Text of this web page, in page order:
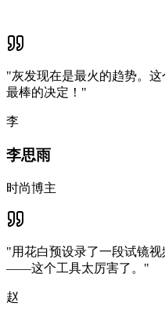
"灰发现在是最火的趋势。
最棒的决定！ "
李
李思雨
时尚博主
"用花白预设录了一段试镜
——这个工具太厉害了。 "
赵